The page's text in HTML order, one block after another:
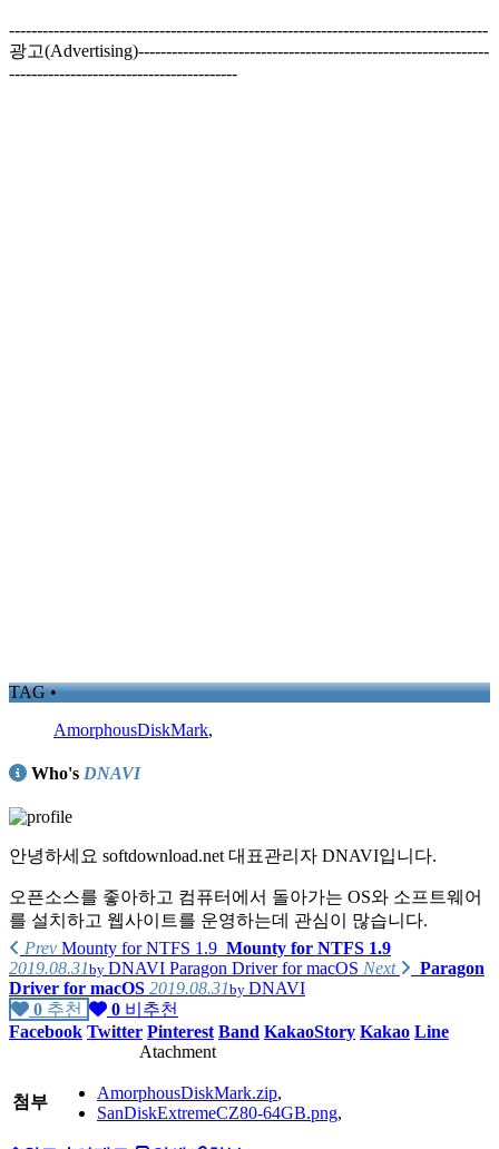
--------------------------------------------------------------------------------------
광고(Advertising)---------------------------------------------------------------
-----------------------------------------
TAG •
AmorphousDiskMark,
Who's DNAVI
안녕하세요 softdownload.net 대표관리자 DNAVI입니다.
오픈소스를 좋아하고 컴퓨터에서 돌아가는 OS와 소프트웨어
를 설치하고 웹사이트를 운영하는데 관심이 많습니다.
가지고 있는 제품리스트
PC :
AMD Radeon R290),
Prev Mounty for NTFS 1.9 Mounty for NTFS 1.9
2019.08.31by DNAVI Paragon Driver for macOS Next
Paragon
Driver for macOS 2019.08.31by DNAVI
0 추천 0 비추천
Facebook Twitter Pinterest Band KakaoStory Kakao Line
Atachment
첨부 AmorphousDiskMark.zip,
SanDiskExtremeCZ80-64GB.png,